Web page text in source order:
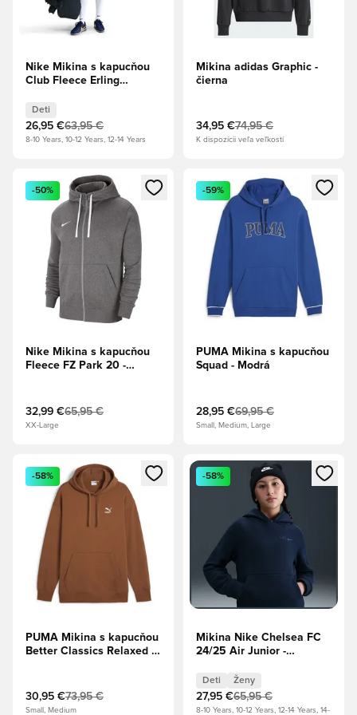
Nike Mikina s kapucňou
Club Fleece Erling
Čiernomodrá/Jasná
karmínová Deti
Deti
26,95 €63,95 €
8-10 Years, 10-12 Years, 12-14 Years
Mikina adidas Graphic -
čierna
34,95 €74,95 €
K dispozícii veľa veľkostí
Otvorí modál na prihlásenie alebo registráciu ako člen
-50%
Nike Mikina s kapucňou
Fleece FZ Park 20 -
32,99 €65,95 €
XX-Large
Otvorí modál na prihlásenie
-59%
PUMA Mikina s kapucňou
Squad - Modrá
28,95 €69,95 €
Small, Medium, Large
Otvorí modál na prihlásenie alebo registráciu ako člen
-58%
PUMA Mikina s kapucňou
Better Classics Relaxed -
30,95 €73,95 €
Small, Medium
Otvorí modál na prihlásenie
-58%
Mikina Nike Chelsea FC
24/25 Air Junior -
Deti Ženy
27,95 €65,95 €
8-10 Years, 10-12 Years, 12-14 Years, 14-